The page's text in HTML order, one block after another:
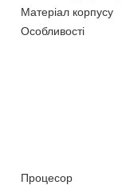
Матеріал корпусу
Особливості
Процесор